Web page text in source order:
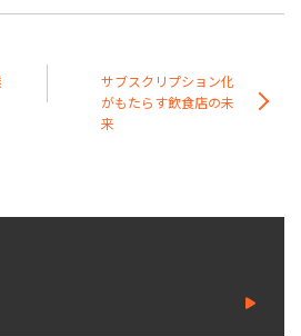
サブスクリプション化
がもたらす飲食店の未
来